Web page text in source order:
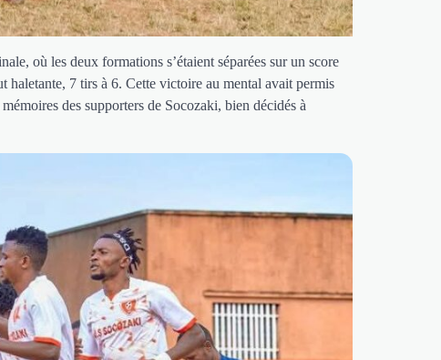
où les deux formations s’étaient séparées sur un score
haletante, 7 tirs à 6. Cette victoire au mental avait permis
des supporters de Socozaki, bien décidés à